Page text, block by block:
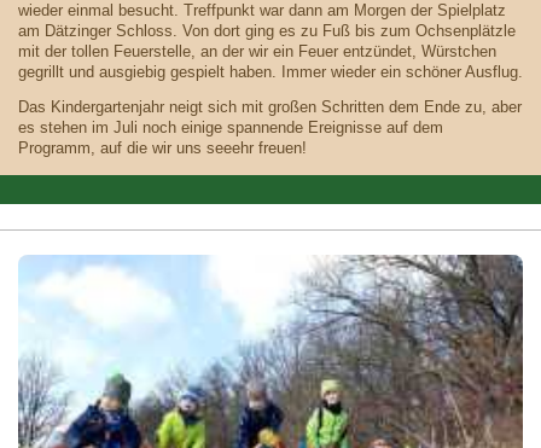
wieder einmal besucht. Treffpunkt war dann am Morgen der Spielplatz
am Dätzinger Schloss. Von dort ging es zu Fuß bis zum Ochsenplätzle
mit der tollen Feuerstelle, an der wir ein Feuer entzündet, Würstchen
gegrillt und ausgiebig gespielt haben. Immer wieder ein schöner Ausflug.
Das Kindergartenjahr neigt sich mit großen Schritten dem Ende zu, aber
es stehen im Juli noch einige spannende Ereignisse auf dem
Programm, auf die wir uns seeehr freuen!